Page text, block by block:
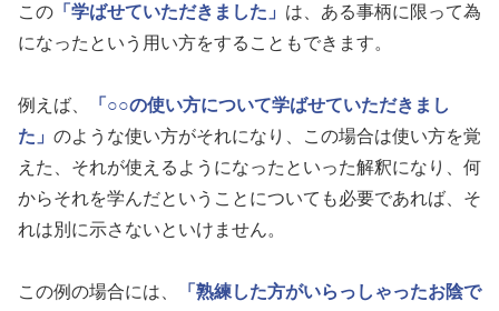
この 「学ばせていただきました」 は、ある事柄に限って為
になったという用い方をすることもできます。
例えば、
「○○の使い方について学ばせていただきまし
た」 のような使い方がそれになり、この場合は使い方を覚
えた、それが使えるようになったといった解釈になり、何
からそれを学んだということについても必要であれば、そ
れは別に示さないといけません。
この例の場合には、
「熟練した方がいらっしゃったお陰で